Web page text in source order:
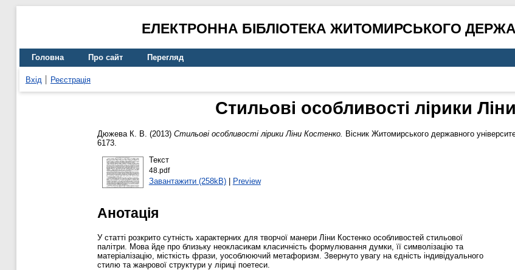
ЕЛЕКТРОННА БІБЛІОТЕКА ЖИТОМИРСЬКОГО
Головна Про сайт Перегляд
Вхід Реєстрація
Стильові особливості лірики
Дюжева К. В. (2013) Стильові особливості лірики Ліни Костенко. Вісник Житомирського державного
6173.
Текст
48.pdf
Завантажити (258kB)| Preview
Анотація
У статті розкрито сутність характерних для творчої манери Ліни Костенко особливостей стильової
палітри. Мова йде про близьку неокласикам класичність формулювання думки, її символізацію та
матеріалізацію, місткість фрази, уособлюючий метафоризм. Звернуто увагу на єдність індивідуального
стилю та жанрової структури у ліриці поетеси.